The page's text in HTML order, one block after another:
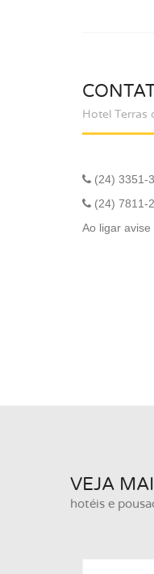
Hotel Terras
(24) 3351-
(24) 7811-
Ao ligar
VEJA
hotéis e